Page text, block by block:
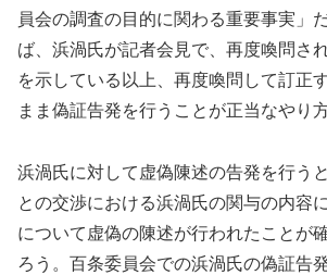
員会の調査の目的に関わる重要事実」
ば、浜渦氏が記者会見で、再度喚問さ
を示している以上、再度喚問して訂正
まま偽証告発を行うことが正当なやり
浜渦氏に対して虚偽陳述の告発を行う
との交渉における浜渦氏の関与の内容
について虚偽の陳述が行われたことが
ろう。百条委員会での浜渦氏の偽証告